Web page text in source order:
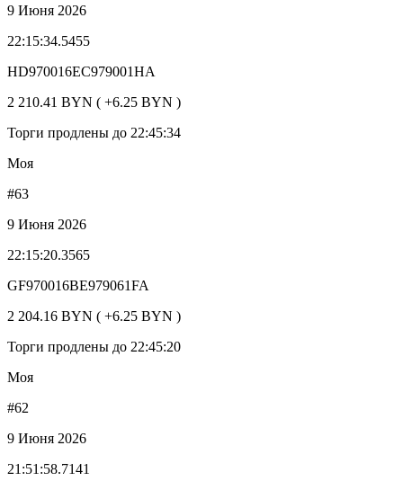
9 Июня 2026
22:15:34.5455
HD970016EC979001HA
2 210.41 BYN ( +6.25 BYN )
Торги продлены до 22:45:34
Моя
#63
9 Июня 2026
22:15:20.3565
GF970016BE979061FA
2 204.16 BYN ( +6.25 BYN )
Торги продлены до 22:45:20
Моя
#62
9 Июня 2026
21:51:58.7141